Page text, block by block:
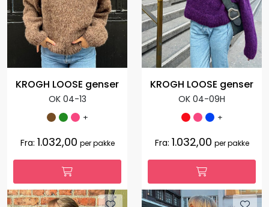
KROGH LOOSE genser
OK 04-13
+
Fra: 1.032,00 per pakke
KROGH LOOSE genser
OK 04-09H
+
Fra: 1.032,00 per pakke